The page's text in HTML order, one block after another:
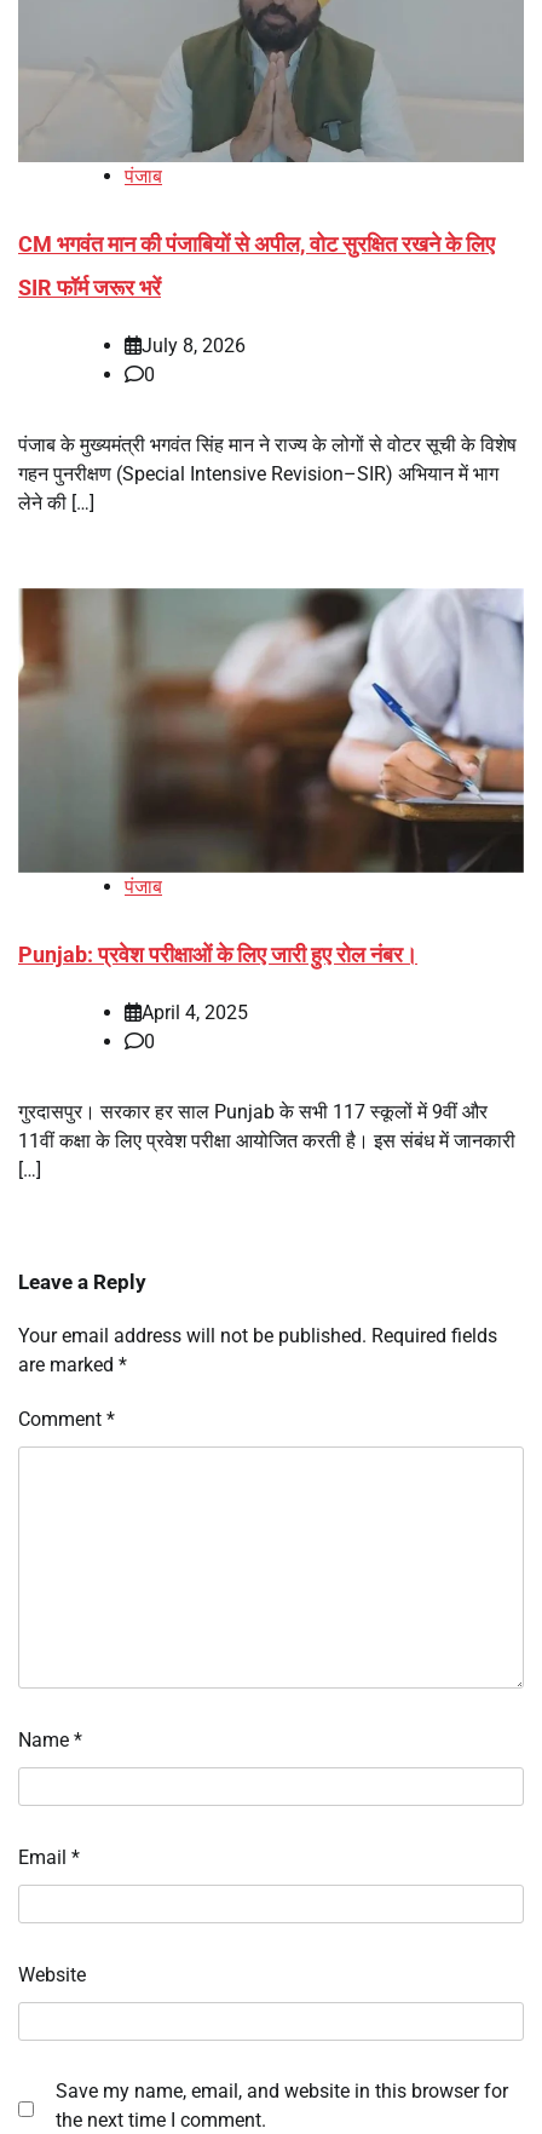
पंजाब
CM भगवंत मान की पंजाबियों से अपील, वोट सुरक्षित रखने के लिए
SIR फॉर्म जरूर भरें
July 8, 2026
0
पंजाब के मुख्यमंत्री भगवंत सिंह मान ने राज्य के लोगों से वोटर सूची के विशेष
गहन पुनरीक्षण (Special Intensive Revision–SIR) अभियान में भाग
लेने की […]
पंजाब
Punjab: प्रवेश परीक्षाओं के लिए जारी हुए रोल नंबर।
April 4, 2025
0
गुरदासपुर। सरकार हर साल Punjab के सभी 117 स्कूलों में 9वीं और
11वीं कक्षा के लिए प्रवेश परीक्षा आयोजित करती है। इस संबंध में जानकारी
[…]
Leave a Reply
Your email address will not be published. Required fields
are marked *
Comment *
Name *
Email *
Website
Save my name, email, and website in this browser for
the next time I comment.